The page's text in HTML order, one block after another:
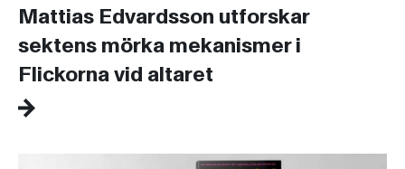
Mattias Edvardsson utforskar
sektens mörka mekanismer i
Flickorna vid altaret